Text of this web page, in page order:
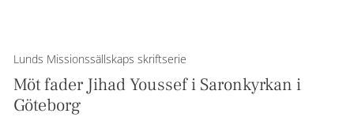
Lunds Missionssällskaps skriftserie
Möt fader Jihad Youssef i Saronkyrkan i
Göteborg